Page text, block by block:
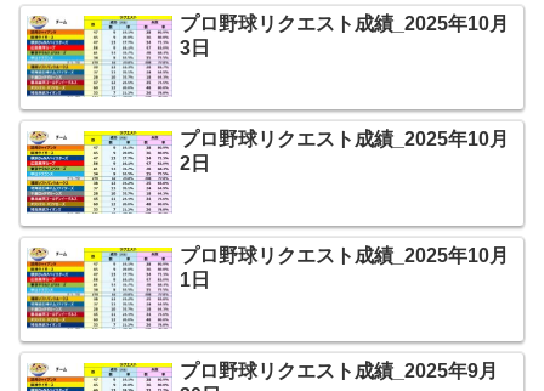
プロ野球リクエスト成績_2025年10月
3日
プロ野球リクエスト成績_2025年10月
2日
プロ野球リクエスト成績_2025年10月
1日
プロ野球リクエスト成績_2025年9月